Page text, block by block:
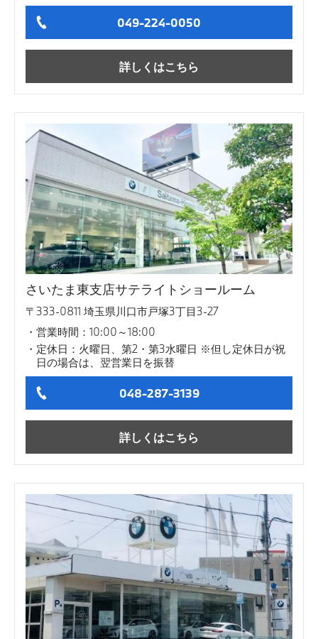
049-224-0050
詳しくはこちら
さいたま東支店サテライトショールーム
〒333-0811 埼玉県川口市戸塚3丁目3-27
営業時間：10:00～18:00
定休日：火曜日、第2・第3水曜日 ※但し定休日が祝
日の場合は、翌営業日を振替
048-287-3139
詳しくはこちら